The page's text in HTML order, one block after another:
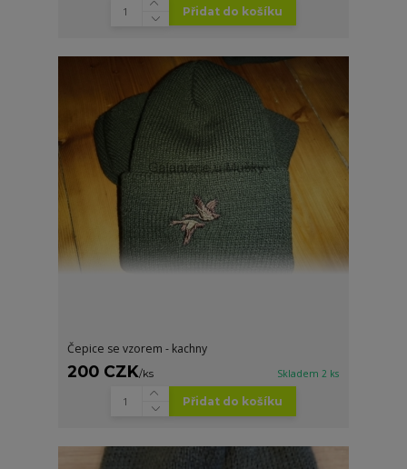
Přidat do košíku
Čepice se vzorem - kachny
200 CZK/ks Skladem 2 ks
Přidat do košíku